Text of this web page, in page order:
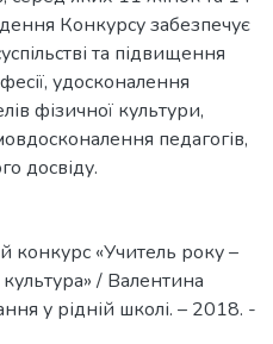
Конкурсу забезпечує
та підвищення
удосконалення
фізичної культури,
педагогів,
досвіду.
конкурс «Учитель року –
/ Валентина
у рідній школі. – 2018. -